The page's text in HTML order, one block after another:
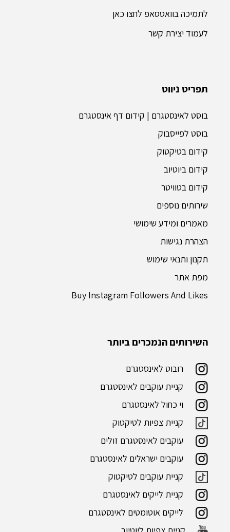
השירותים הנמכרים ביותר
רובוט לאינסטגרם
קניית עוקבים לאינסטגרם
וי כחול לאינסטגרם
קניית צפיות לטיקטוק
עוקבים לאינסטגרם זולים
עוקבים ישראלים לאינסטגרם
קניית עוקבים לטיקטוק
קניית לייקים לאינסטגרם
לייקים אוטומטים לאינסטגרם
תפריט ניווט
בוסט לאינסטגרם | קידום דף אינסטגרם
בוסט לפייסבוק
קידום בטיקטוק
קידום ביוטיוב
קידום בטוויטר
שירותים נוספים
מאמרים ומידע שימושי
הצהרת נגישות
תקנון ותנאי שימוש
מפת אתר
Buy Instagram Followers And Likes
לתמיכה בוואטסאפ לחצו כאן
לעמוד יצירת קשר